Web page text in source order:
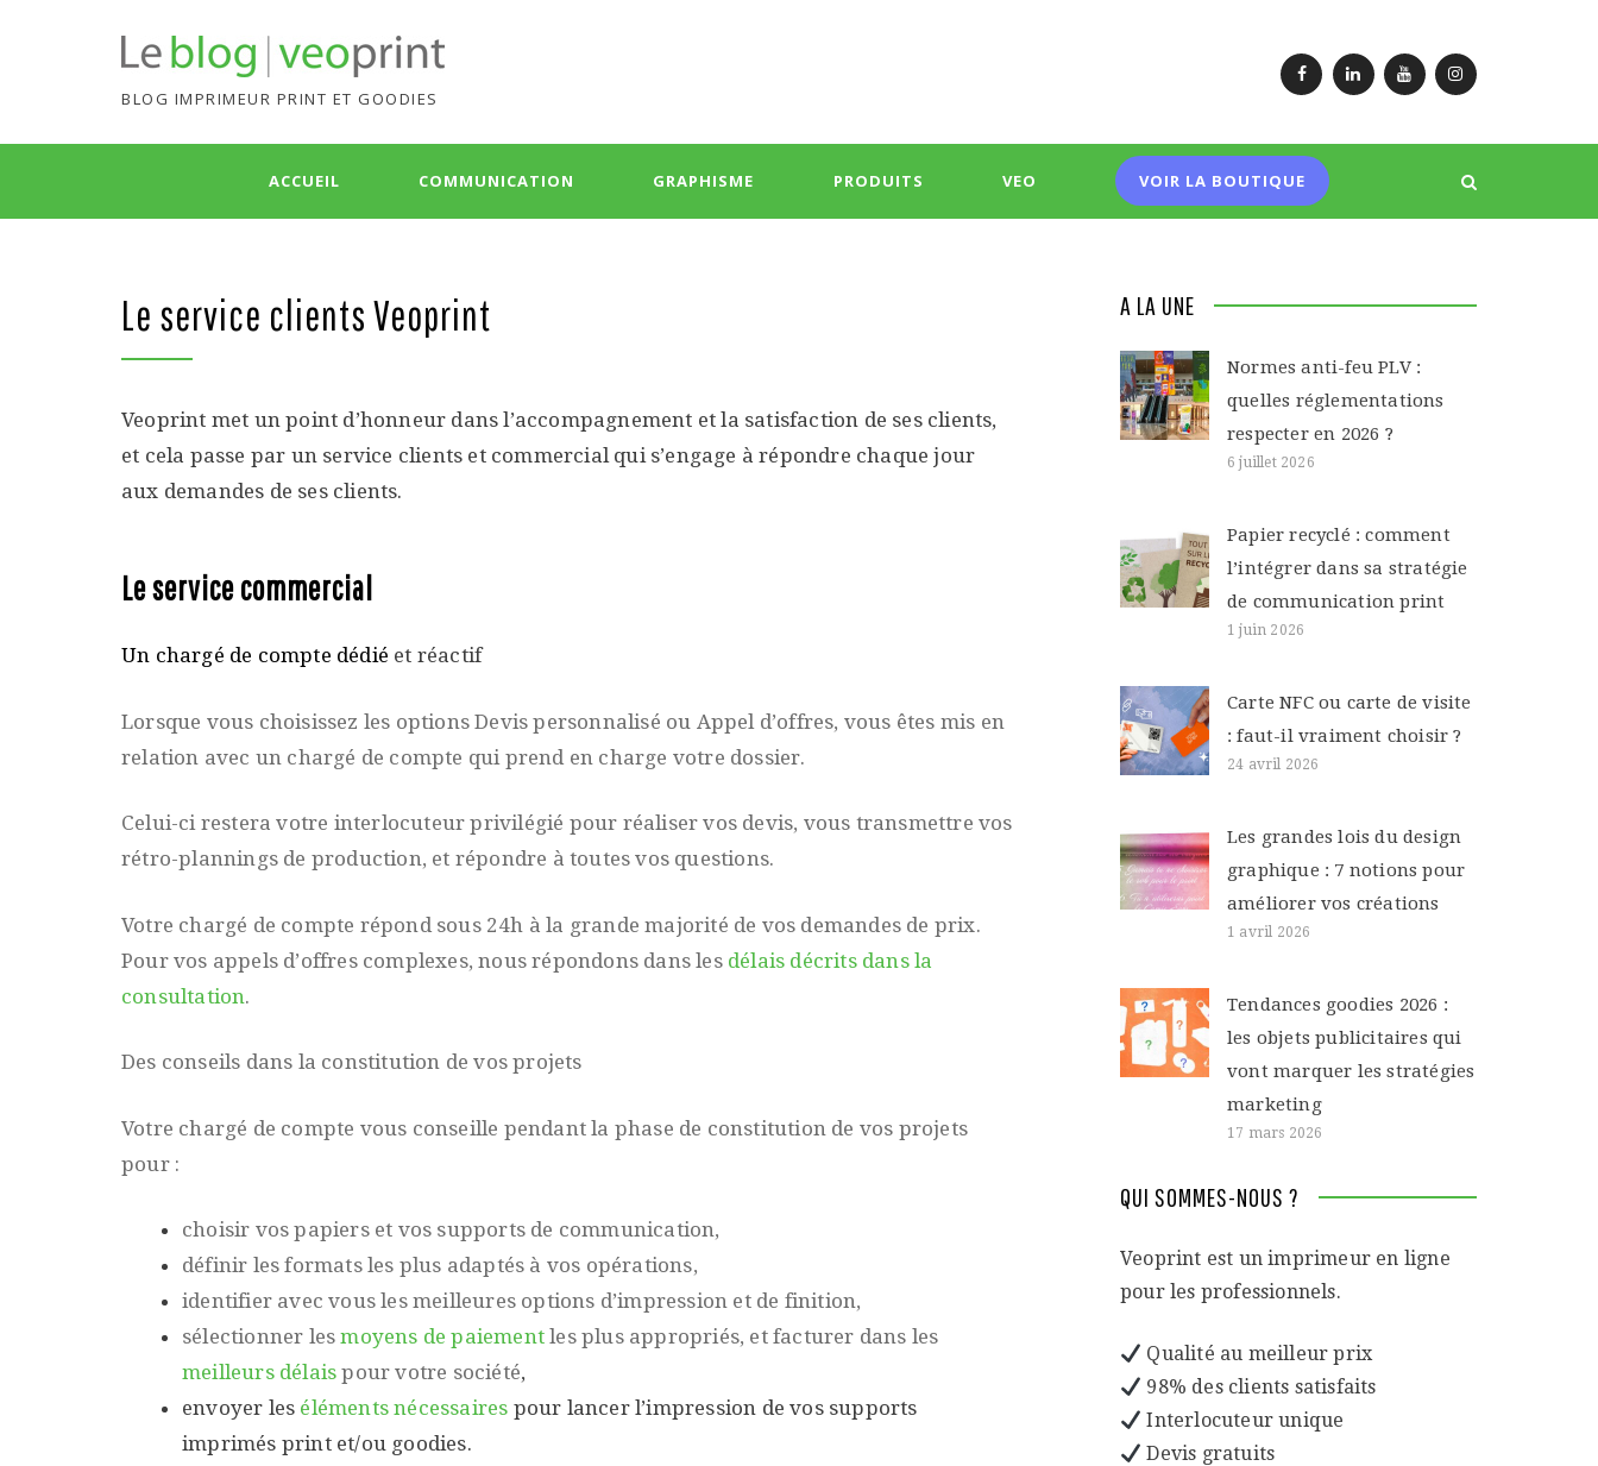
BLOG IMPRIMEUR PRINT ET GOODIES
FacebookLinkedInYouTubeInstagram
ACCUEIL COMMUNICATION GRAPHISME PRODUITS VEO VOIR LA BOUTIQUE
Le service clients Veoprint
Veoprint met un point d’honneur dans l’accompagnement et la satisfaction de ses clients,
et cela passe par un service clients et commercial qui s’engage à répondre chaque jour
aux demandes de ses clients.
Le service commercial
Un chargé de compte dédié et réactif
Lorsque vous choisissez les options Devis personnalisé ou Appel d’offres, vous êtes mis en
relation avec un chargé de compte qui prend en charge votre dossier.
Celui-ci restera votre interlocuteur privilégié pour réaliser vos devis, vous transmettre vos
rétro-plannings de production, et répondre à toutes vos questions.
Votre chargé de compte répond sous 24h à la grande majorité de vos demandes de prix.
Pour vos appels d’offres complexes, nous répondons dans les délais décrits dans la
consultation.
Des conseils dans la constitution de vos projets
Votre chargé de compte vous conseille pendant la phase de constitution de vos projets
pour :
choisir vos papiers et vos supports de communication,
définir les formats les plus adaptés à vos opérations,
identifier avec vous les meilleures options d’impression et de finition,
sélectionner lesmoyens de paiement les plus appropriés, et facturer dans les
meilleurs délais pour votre société,
envoyer les éléments nécessaires pour lancer l’impression de vos supports
imprimés print et/ou goodies.
A LA UNE
Normes anti-feu PLV :
quelles réglementations
respecter en 2026 ?
6 juillet 2026
Papier recyclé : comment
l’intégrer dans sa stratégie
de communication print
1 juin 2026
Carte NFC ou carte de visite
: faut-il vraiment choisir ?
24 avril 2026
Les grandes lois du design
graphique : 7 notions pour
améliorer vos créations
1 avril 2026
Tendances goodies 2026 :
les objets publicitaires qui
vont marquer les stratégies
marketing
17 mars 2026
QUI SOMMES-NOUS ?
Veoprint est un imprimeur en ligne
pour les professionnels.
Qualité au meilleur prix
98% des clients satisfaits
Interlocuteur unique
Devis gratuits